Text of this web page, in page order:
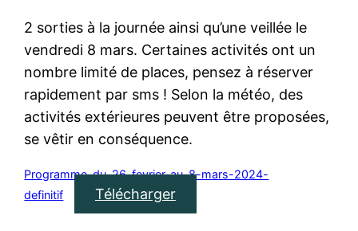
2 sorties à la journée ainsi qu’une veillée le
vendredi 8 mars. Certaines activités ont un
nombre limité de places, pensez à réserver
rapidement par sms ! Selon la météo, des
activités extérieures peuvent être proposées,
se vêtir en conséquence.
Programme-du-26-fevrier-au-8-mars-2024-
definitif
Télécharger